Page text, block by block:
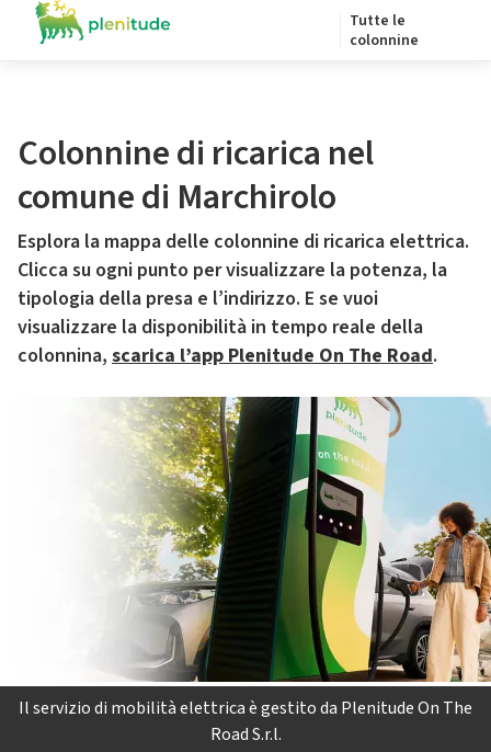
Tutte le
colonnine
Colonnine di ricarica nel
comune di Marchirolo
Esplora la mappa delle colonnine di ricarica elettrica.
Clicca su ogni punto per visualizzare la potenza, la
tipologia della presa e l’indirizzo. E se vuoi
visualizzare la disponibilità in tempo reale della
colonnina, scarica l’app Plenitude On The Road.
Il servizio di mobilità elettrica è gestito da Plenitude On The
Road S.r.l.